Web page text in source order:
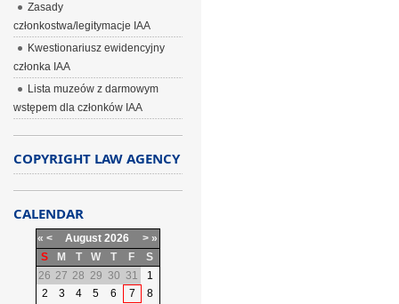
Zasady
członkostwa/legitymacje IAA
Kwestionariusz ewidencyjny
członka IAA
Lista muzeów z darmowym
wstępem dla członków IAA
COPYRIGHT LAW AGENCY
CALENDAR
« < August 2026 > »
S
M T W T F
S
26 27 28 29 30 31
1
2
3 4 5 6 7
8